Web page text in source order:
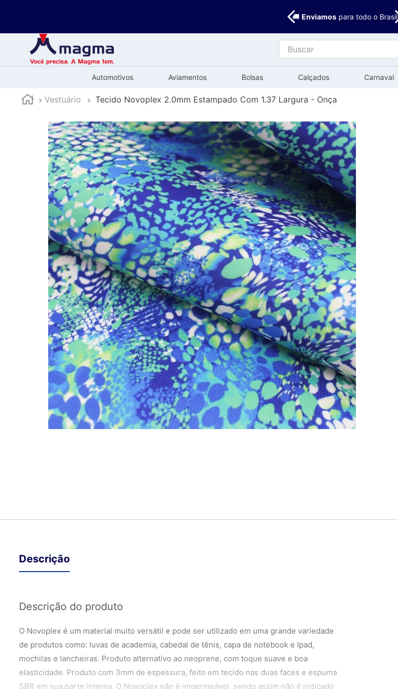
🚚 Enviamospara todo o Brasil
Buscar
Automotivos Aviamentos Bolsas Calçados Carnaval
Vestuário Tecido Novoplex 2.0mm Estampado Com 1.37 Largura - Onça
Descrição
Descrição do produto
O Novoplex é um material muito versátil e pode ser utilizado em uma grande variedade
de produtos como: luvas de academia, cabedal de tênis, capa de notebook e Ipad,
mochilas e lancheiras. Produto alternativo ao neoprene, com toque suave e boa
elasticidade. Produto com 3mm de espessura, feito em tecido nas duas faces e espuma
SBR em sua parte interna. O Novoplex não é impermeável, sendo assim não é indicado